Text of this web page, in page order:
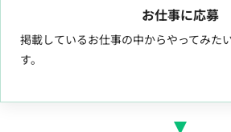
お仕事に応募
掲載しているお仕事の中からやってみた
す。